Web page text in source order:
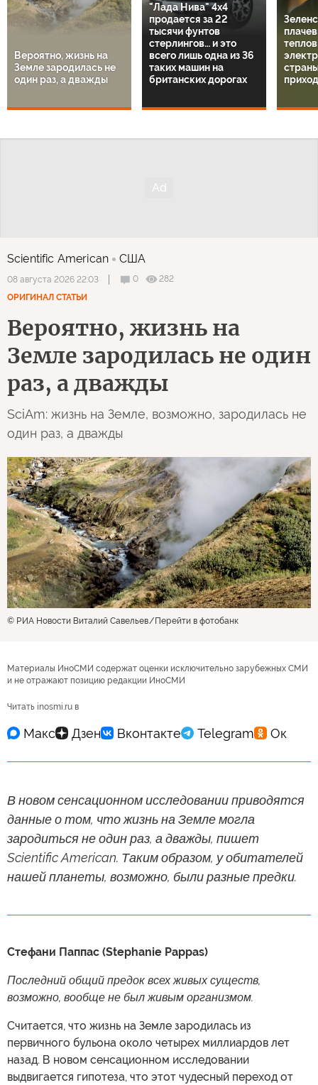
Вероятно, жизнь на
Земле зародилась не
один раз, а дважды
"Лада Нива" 4х4
продается за 22
тысячи фунтов
стерлингов… и это
всего лишь одна из 36
таких машин на
британских дорогах
Scientific American США
08 августа 2026 22:03 0
282
ОРИГИНАЛ СТАТЬИ
Вероятно, жизнь на
Земле зародилась не один
раз, а дважды
SciAm: жизнь на Земле, возможно, зародилась не
один раз, а дважды
© РИА Новости Виталий Савельев Перейти в фотобанк
Материалы ИноСМИ содержат оценки исключительно зарубежных СМИ
и не отражают позицию редакции ИноСМИ
Читать inosmi.ru в
В новом сенсационном исследовании приводятся
данные о том, что жизнь на Земле могла
зародиться не один раз, а дважды, пишет
Scientific American. Таким образом, у обитателей
нашей планеты, возможно, были разные предки.
Стефани Паппас (Stephanie Pappas)
Последний общий предок всех живых существ,
возможно, вообще не был живым организмом.
Считается, что жизнь на Земле зародилась из
первичного бульона около четырех миллиардов лет
назад. В новом сенсационном исследовании
выдвигается гипотеза, что этот чудесный переход от